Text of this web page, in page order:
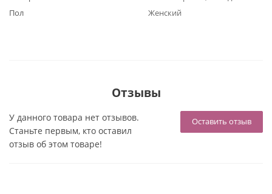
Пол
Женский
Отзывы
Оставить отзыв
У данного товара нет отзывов.
Станьте первым, кто оставил
отзыв об этом товаре!